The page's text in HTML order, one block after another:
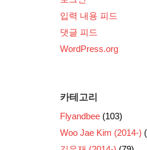
입력 내용 피드
댓글 피드
WordPress.org
카테고리
Flyandbee (103)
Woo Jae Kim (2014-)